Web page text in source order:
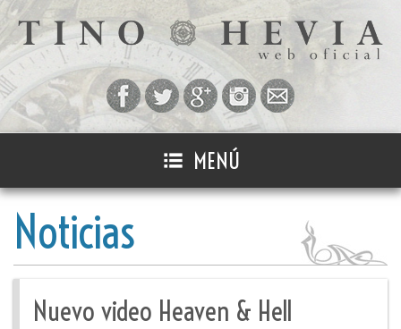
MENÚ
Noticias
Nuevo video Heaven & Hell